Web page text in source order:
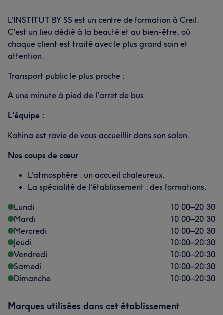
L'INSTITUT BY SS est un centre de formation à Creil.
C'est un lieu dédié à la beauté et au bien-être, où
chaque client est traité avec le plus grand soin et
attention.
Transport public le plus proche :
A une minute à pied de l'arret de bus
L'équipe :
Kahina est ravie de vous accueillir dans son salon.
Nos coups de cœur
L'atmosphère : un accueil chaleureux.
La spécialité de l'établissement : des formations.
Lundi
10:00–20:30
Mardi
10:00–20:30
Mercredi
10:00–20:30
Jeudi
10:00–20:30
Vendredi
10:00–20:30
Samedi
10:00–20:30
Dimanche
10:00–20:30
Marques utilisées dans cet établissement